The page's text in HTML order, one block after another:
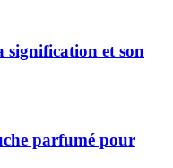
signification et son
parfumé pour